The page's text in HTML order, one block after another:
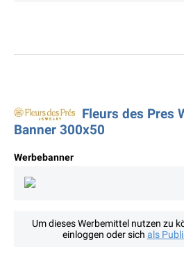
Fleurs des Pres
Banner 300x50
Werbebanner
Um dieses Werbemittel nutzen zu
einloggen oder sich als